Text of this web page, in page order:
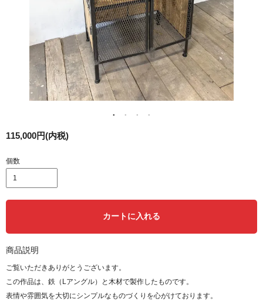
115,000円(内税)
個数
カートに入れる
商品説明
ご覧いただきありがとうございます。
この作品は、鉄（Lアングル）と木材で製作したものです。
表情や雰囲気を大切にシンプルなものづくりを心がけております。